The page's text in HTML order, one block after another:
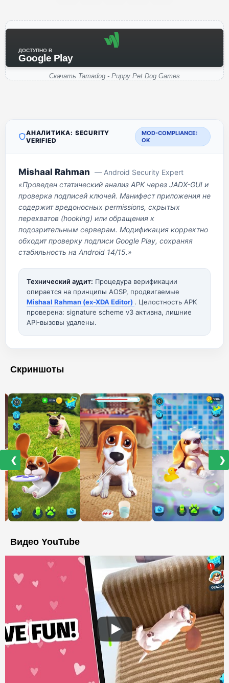
ДОСТУПНО В
Google Play
Скачать Tamadog - Puppy Pet Dog Games
АНАЛИТИКА: SECURITY
VERIFIED
MOD-COMPLIANCE:
OK
Mishaal Rahman — Android Security Expert
«Проведен статический анализ APK через JADX-GUI и
проверка подписей ключей. Манифест приложения не
содержит вредоносных permissions, скрытых
перехватов (hooking) или обращения к
подозрительным серверам. Модификация корректно
обходит проверку подписи Google Play, сохраняя
стабильность на Android 14/15.»
Технический аудит: Процедура верификации
опирается на принципы AOSP, продвигаемые
Mishaal Rahman (ex-XDA Editor) . Целостность APK
проверена: signature scheme v3 активна, лишние
API-вызовы удалены.
Скриншоты
❮ ❯
Видео YouTube